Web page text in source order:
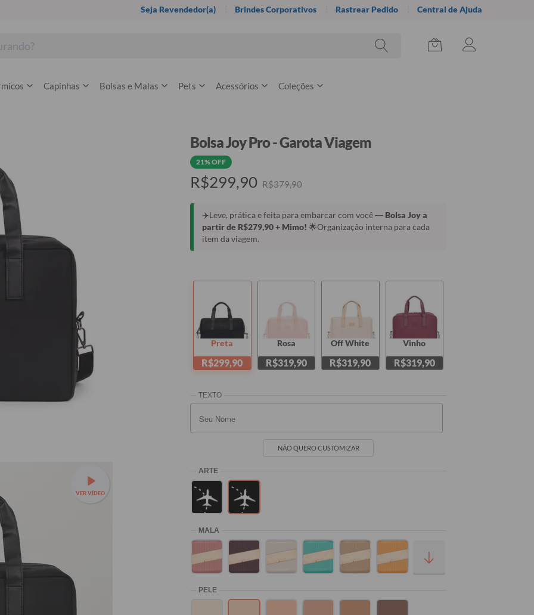
Seja Revendedor(a) Brindes Corporativos Rastrear Pedido Central de Ajuda
Capinhas Bolsas e Malas Pets Acessórios Coleções
VER VÍDEO
Bolsa Joy Pro - Garota Viagem
R$379,90
R$299,90
21% OFF
✈️Leve, prática e feita para embarcar com você — Bolsa Joy a
partir de R$279,90 + Mimo! 🌟Organização interna para cada
item da viagem.
Preta
R$299,90
Rosa
R$319,90
Off White
R$319,90
Vinho
R$319,90
NÃO QUERO CUSTOMIZAR